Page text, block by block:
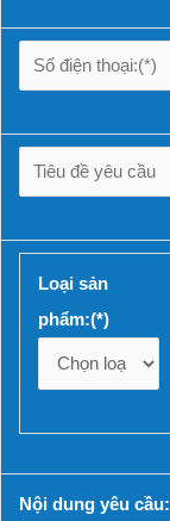
Loại sản
phẩm:(*)
Nội dung yêu cầu: